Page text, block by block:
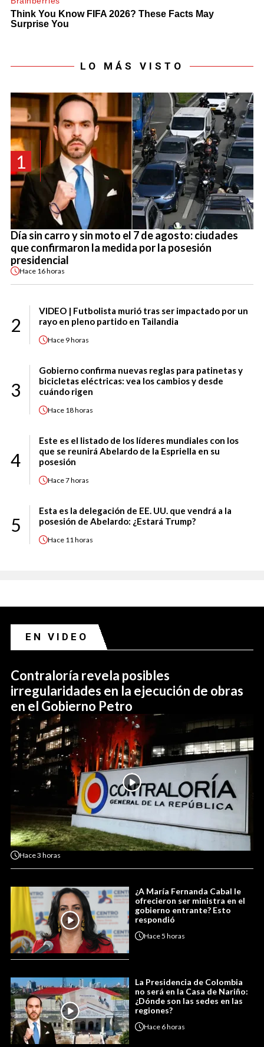
LO MÁS VISTO
1
Día sin carro y sin moto el 7 de agosto: ciudades
que confirmaron la medida por la posesión
presidencial
Hace 16 horas
2
VIDEO | Futbolista murió tras ser impactado por un
rayo en pleno partido en Tailandia
Hace 9 horas
3
Gobierno confirma nuevas reglas para patinetas y
bicicletas eléctricas: vea los cambios y desde
cuándo rigen
Hace 18 horas
4
Este es el listado de los líderes mundiales con los
que se reunirá Abelardo de la Espriella en su
posesión
Hace7 horas
5
Esta es la delegación de EE. UU. que vendrá a la
posesión de Abelardo: ¿Estará Trump?
Hace 11 horas
EN VIDEO
Contraloría revela posibles
irregularidades en la ejecución de obras
en el Gobierno Petro
Hace3 horas
¿A María Fernanda Cabal le
ofrecieron ser ministra en el
gobierno entrante? Esto
respondió
Hace5 horas
La Presidencia de Colombia
no será en la Casa de Nariño:
¿Dónde son las sedes en las
regiones?
Hace 6 horas